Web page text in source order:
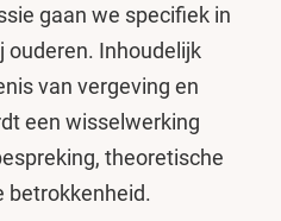
gaan we specifiek in
ouderen. Inhoudelijk
van vergeving en
een wisselwerking
theoretische
betrokkenheid.